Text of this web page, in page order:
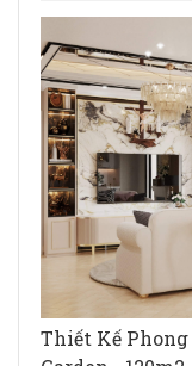
Thiết Kế Phong